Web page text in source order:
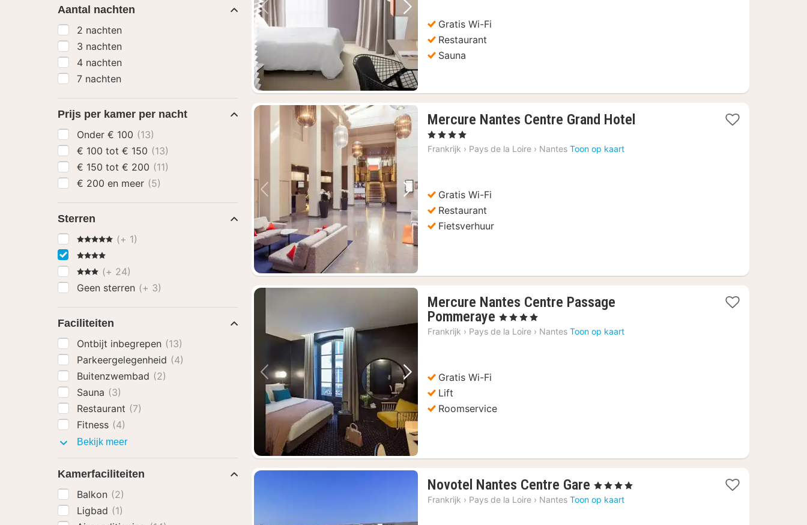
Vorige foto Volgende foto
Gratis Wi-Fi
Restaurant
Sauna
Vorige foto Volgende foto
Mercure Nantes Centre Grand Hotel
, 4 Sterren
Frankrijk › Pays de la Loire › Nantes Toon op kaart
Gratis Wi-Fi
Restaurant
Fietsverhuur
Vorige foto Volgende foto
Mercure Nantes Centre Passage
Pommeraye 1
nacht
, 4 Sterren
Frankrijk › Pays de la Loire › Nantes Toon op kaart
Gratis Wi-Fi
Lift
Roomservice
Novotel Nantes Centre Gare 1
nacht
, 4 Sterren
Frankrijk › Pays de la Loire › Nantes Toon op kaart
Aantal nachten
2 nachten
3 nachten
4 nachten
7 nachten
Prijs per kamer per nacht
Onder € 100 (13)
€ 100 tot € 150 (13)
€ 150 tot € 200 (11)
€ 200 en meer (5)
Sterren
5 Sterren(+ 1)
4 Sterren
3 Sterren
(+ 24)
Geen sterren (+ 3)
Faciliteiten
Ontbijt inbegrepen (13)
Parkeergelegenheid (4)
Buitenzwembad (2)
Sauna (3)
Restaurant (7)
Fitness (4)
Bekijk meerFaciliteiten
Kamerfaciliteiten
Balkon (2)
Ligbad (1)